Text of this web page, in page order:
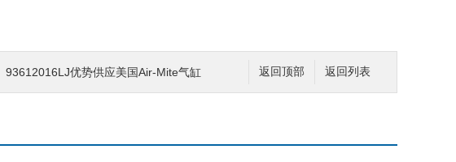
返回列表
返回顶部
93612016LJ优势供应美国Air-Mite气缸